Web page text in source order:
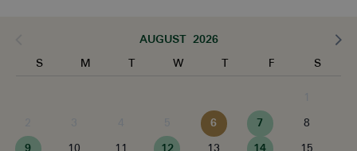
AUGUST 2026
S
M T W T F
S
6 7
8